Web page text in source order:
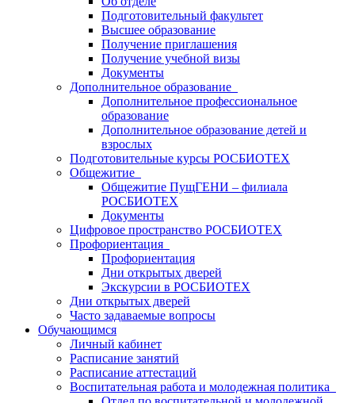
Подготовительный факультет
Высшее образование
Получение приглашения
Получение учебной визы
Документы
Дополнительное образование
Дополнительное профессиональное
образование
Дополнительное образование детей и
взрослых
Подготовительные курсы РОСБИОТЕХ
Общежитие
Общежитие ПущГЕНИ – филиала
РОСБИОТЕХ
Документы
Цифровое пространство РОСБИОТЕХ
Профориентация
Профориентация
Дни открытых дверей
Экскурсии в РОСБИОТЕХ
Дни открытых дверей
Часто задаваемые вопросы
Обучающимся
Личный кабинет
Расписание занятий
Расписание аттестаций
Воспитательная работа и молодежная политика